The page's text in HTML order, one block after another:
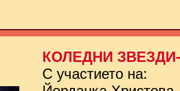
КОЛЕДНИ ЗВЕЗДИ-
С участието на: